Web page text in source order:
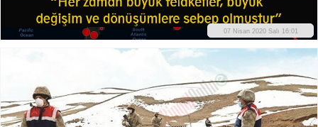
07 Nisan 2020 Salı 16:01